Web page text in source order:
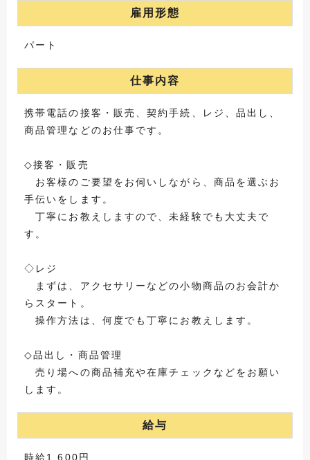
雇用形態
パート
仕事内容
携帯電話の接客・販売、契約手続、レジ、品出し、
商品管理などのお仕事です。
◇接客・販売
お客様のご要望をお伺いしながら、商品を選ぶお
手伝いをします。
丁寧にお教えしますので、未経験でも大丈夫で
す。
◇レジ
まずは、アクセサリーなどの小物商品のお会計か
らスタート。
操作方法は、何度でも丁寧にお教えします。
◇品出し・商品管理
売り場への商品補充や在庫チェックなどをお願い
します。
給与
時給1,600円